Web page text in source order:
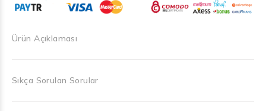
Ürün Açıklaması
Sıkça Sorulan Sorular